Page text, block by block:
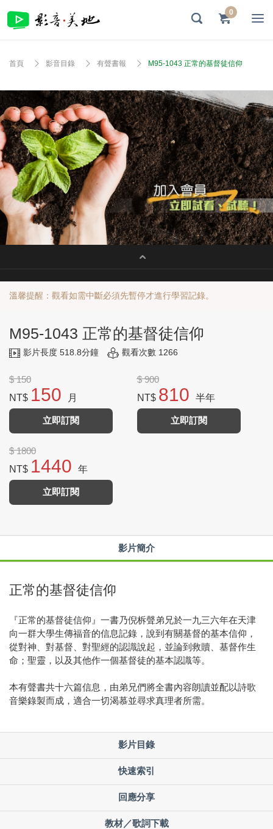
0
首頁 影音目錄 有聲書報 M95-1043 正常的基督徒信仰
溫馨提醒：觀看如需中斷必須先暫停才進行學習記錄。
M95-1043 正常的基督徒信仰
影片長度 518.8分鐘 觀看次數 1266
$ 150
NT$ 150 月
立即訂閱
$ 900
NT$ 810 半年
立即訂閱
$ 1800
NT$ 1440 年
立即訂閱
影片簡介
正常的基督徒信仰
『正常的基督徒信仰』一書乃倪柝聲弟兄於一九三六年在天津
向一群大學生傳福音的信息記錄，說到有關基督的基本信仰，
從對神、對基督、對聖經的認識說起，並論到救贖、基督作生
命；聖靈，以及其他作一個基督徒的基本認識等。
本有聲書共十六篇信息，由弟兄們將全書內容朗讀並配以詩歌
音樂錄製而成，適合一切渴慕並尋求真理者所需。
影片目錄
快速索引
回應分享
教材／歌詞下載